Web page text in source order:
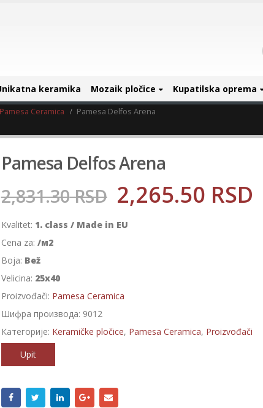
keramika Mozaik pločice Kupatilska oprema
Pamesa Ceramica Pamesa Delfos Arena
Pamesa Delfos Arena
2,831.30RSD 2,265.50 RSD
Kvalitet: 1. class / Made in EU
Cena za: /м2
Boja: Bež
Velicina: 25x40
Proizvođači: Pamesa Ceramica
Шифра производа: 9012
Категорије: Keramičke pločice, Pamesa Ceramica, Proizvođači
Upit